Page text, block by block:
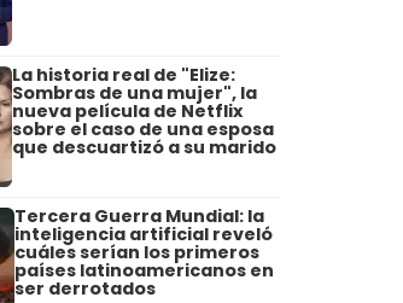
La historia real de "Elize:
Sombras de una mujer", la
nueva película de Netflix
sobre el caso de una esposa
que descuartizó a su marido
Tercera Guerra Mundial: la
inteligencia artificial reveló
cuáles serían los primeros
países latinoamericanos en
ser derrotados